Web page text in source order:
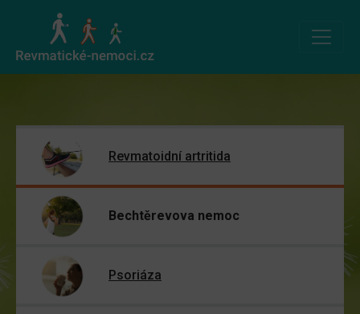
Revmatoidní artritida
Bechtěrevova nemoc
Psoriáza